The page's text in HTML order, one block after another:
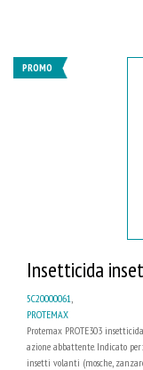
PROMO
Insetticida
5C20000061
PROTEMAX
Protemax PROTE303
azione abbattente. Indicato
insetti volanti (mosche,